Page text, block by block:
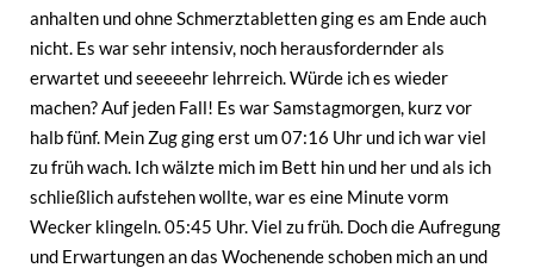
anhalten und ohne Schmerztabletten ging es am Ende auch
nicht. Es war sehr intensiv, noch herausfordernder als
erwartet und seeeeehr lehrreich. Würde ich es wieder
machen? Auf jeden Fall! Es war Samstagmorgen, kurz vor
halb fünf. Mein Zug ging erst um 07:16 Uhr und ich war viel
zu früh wach. Ich wälzte mich im Bett hin und her und als ich
schließlich aufstehen wollte, war es eine Minute vorm
Wecker klingeln. 05:45 Uhr. Viel zu früh. Doch die Aufregung
und Erwartungen an das Wochenende schoben mich an und